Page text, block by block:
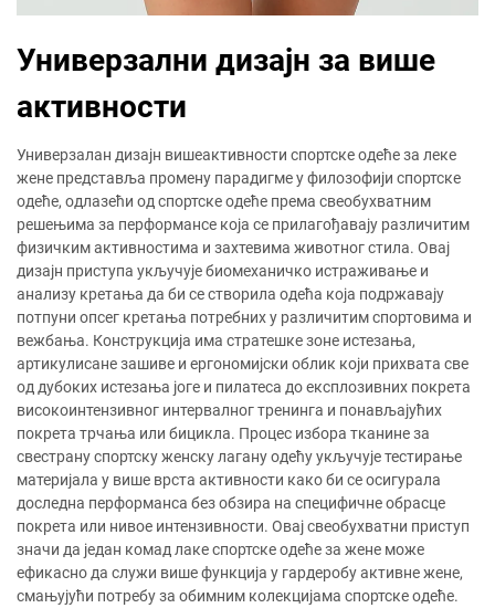
Универзални дизајн за више
активности
Универзалан дизајн вишеактивности спортске одеће за леке
жене представља промену парадигме у филозофији спортске
одеће, одлазећи од спортске одеће према свеобухватним
решењима за перформансе која се прилагођавају различитим
физичким активностима и захтевима животног стила. Овај
дизајн приступа укључује биомеханичко истраживање и
анализу кретања да би се створила одећа која подржавају
потпуни опсег кретања потребних у различитим спортовима и
вежбања. Конструкција има стратешке зоне истезања,
артикулисане зашиве и ергономијски облик који прихвата све
од дубоких истезања јоге и пилатеса до експлозивних покрета
високоинтензивног интервалног тренинга и понављајућих
покрета трчања или бицикла. Процес избора тканине за
свестрану спортску женску лагану одећу укључује тестирање
материјала у више врста активности како би се осигурала
доследна перформанса без обзира на специфичне обрасце
покрета или нивое интензивности. Овај свеобухватни приступ
значи да један комад лаке спортске одеће за жене може
ефикасно да служи више функција у гардеробу активне жене,
смањујући потребу за обимним колекцијама спортске одеће.